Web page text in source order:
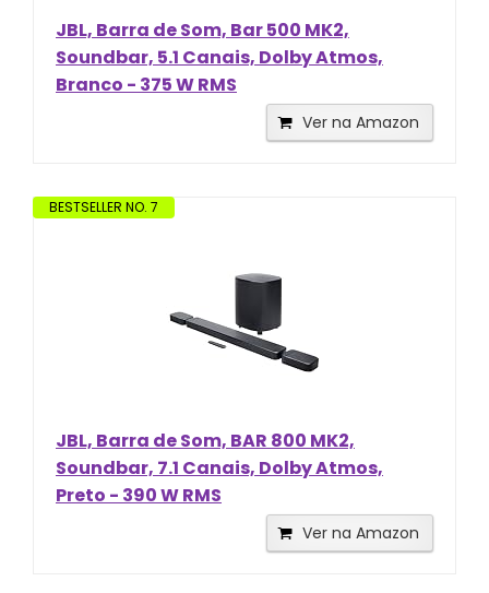
JBL, Barra de Som, Bar 500 MK2,
Soundbar, 5.1 Canais, Dolby Atmos,
Branco - 375 W RMS
Ver na Amazon
BESTSELLER NO. 7
JBL, Barra de Som, BAR 800 MK2,
Soundbar, 7.1 Canais, Dolby Atmos,
Preto - 390 W RMS
Ver na Amazon